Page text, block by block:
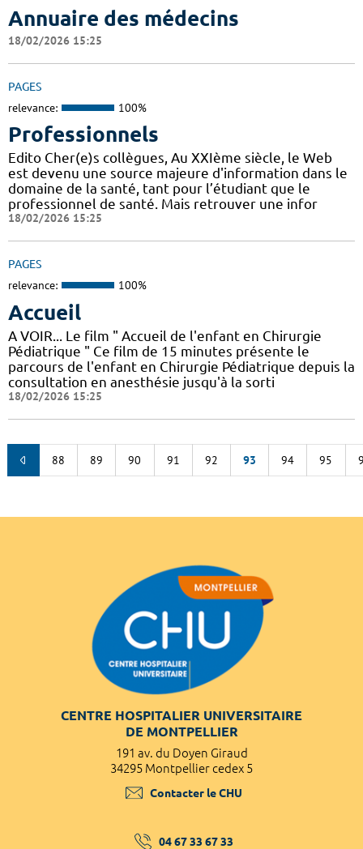
Annuaire des médecins
18/02/2026 15:25
PAGES
relevance: 100%
Professionnels
Edito Cher(e)s collègues, Au XXIème siècle, le Web
est devenu une source majeure d'information dans le
domaine de la santé, tant pour l’étudiant que le
professionnel de santé. Mais retrouver une infor
18/02/2026 15:25
PAGES
relevance: 100%
Accueil
A VOIR... Le film " Accueil de l'enfant en Chirurgie
Pédiatrique " Ce film de 15 minutes présente le
parcours de l'enfant en Chirurgie Pédiatrique depuis la
consultation en anesthésie jusqu'à la sorti
18/02/2026 15:25
88 89 90 91 92 93 94 95
CENTRE HOSPITALIER UNIVERSITAIRE
DE MONTPELLIER
191 av. du Doyen Giraud
34295 Montpellier cedex 5
Contacter le CHU
04 67 33 67 33